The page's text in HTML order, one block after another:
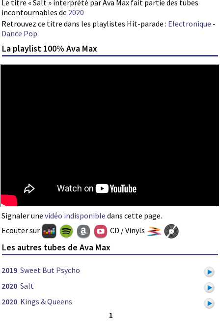
Le titre « Salt » interprété par Ava Max fait partie des tubes
incontournables de 2020
Retrouvez ce titre dans les playlistes Hit-parade : Electronique -
Dance Pop
La playlist 100% Ava Max
Signaler une vidéo indisponible dans cette page.
Ecouter sur
CD / Vinyls
Les autres tubes de Ava Max
2019 Sweet But Psycho
2020 Salt
2020 Kings & Queens
1